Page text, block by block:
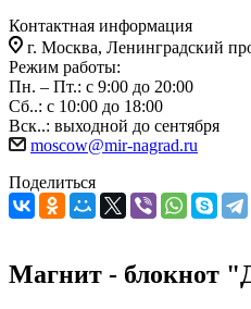
Контактная информация
г. Москва, Ленинградский
Режим работы:
Пн. – Пт.: с 9:00 до 20:00
Сб..: с 10:00 до 18:00
Вск..: выходной до сентября
moscow@mir-nagrad.ru
Поделиться
Магнит - блокнот